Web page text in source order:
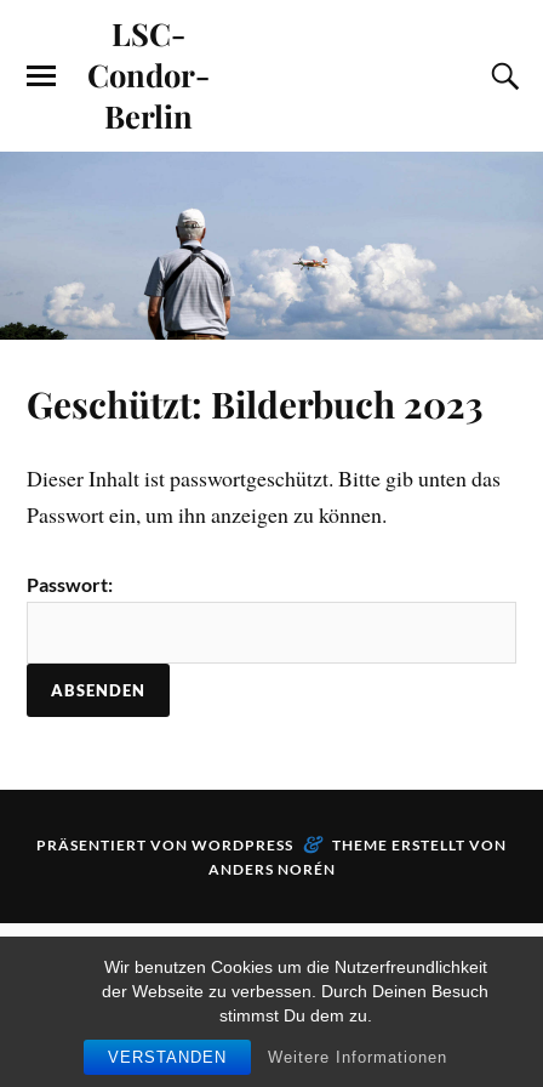
Wir benutzen Cookies um die Nutzerfreundlichkeit
der Webseite zu verbessen. Durch Deinen Besuch
stimmst Du dem zu.
VERSTANDEN Weitere Informationen
LSC-
Condor-
Berlin
Geschützt: Bilderbuch 2023
Dieser Inhalt ist passwortgeschützt. Bitte gib unten das
Passwort ein, um ihn anzeigen zu können.
Passwort:
PRÄSENTIERT VON WORDPRESS & THEME ERSTELLT VON
ANDERS NORÉN